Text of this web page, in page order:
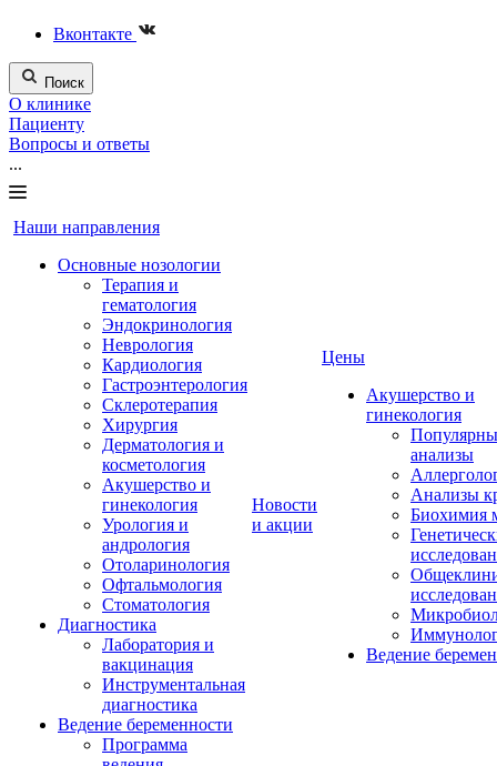
Вконтакте
Поиск
О клинике
Пациенту
Вопросы и ответы
...
Наши направления
Основные нозологии
Терапия и
гематология
Эндокринология
Неврология
Кардиология
Гастроэнтерология
Склеротерапия
Хирургия
Дерматология и
косметология
Акушерство и
гинекология
Урология и
андрология
Отоларинология
Офтальмология
Стоматология
Диагностика
Лаборатория и
вакцинация
Инструментальная
диагностика
Ведение беременности
Программа
Новости
и акции
Цены
Акушерство и
гинекология
анализы
Анализы
Биохимия
Ведение